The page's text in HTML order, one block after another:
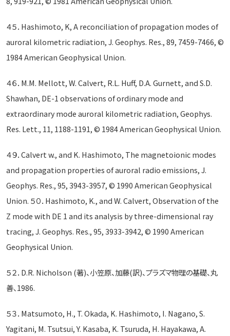
４５．Hashimoto, K, A reconciliation of propagation modes of
auroral kilometric radiation, J. Geophys. Res., 89, 7459-7466, ©
1984 American Geophysical Union.
４６．M.M. Mellott, W. Calvert, R.L. Huff, D.A. Gurnett, and S.D.
Shawhan, DE-1 observations of ordinary mode and
extraordinary mode auroral kilometric radiation, Geophys.
Res. Lett., 11, 1188-1191, © 1984 American Geophysical Union.
４９．Calvert w., and K. Hashimoto, The magnetoionic modes
and propagation properties of auroral radio emissions, J.
Geophys. Res., 95, 3943-3957, © 1990 American Geophysical
Union. ５０．Hashimoto, K., and W. Calvert, Observation of the
Z mode with DE 1 and its analysis by three-dimensional ray
tracing, J. Geophys. Res., 95, 3933-3942, © 1990 American
Geophysical Union.
５２．D.R. Nicholson (著)、小笠原、加藤(訳)、プラズマ物理の基礎、丸
善、1986.
５３．Matsumoto, H., T. Okada, K. Hashimoto, I. Nagano, S.
Yagitani, M. Tsutsui, Y. Kasaba, K. Tsuruda, H. Hayakawa, A.